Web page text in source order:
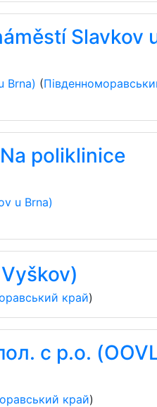
Slavkov
Brna) (
poliklinice
u Brna)
край)
с р.о.
край)